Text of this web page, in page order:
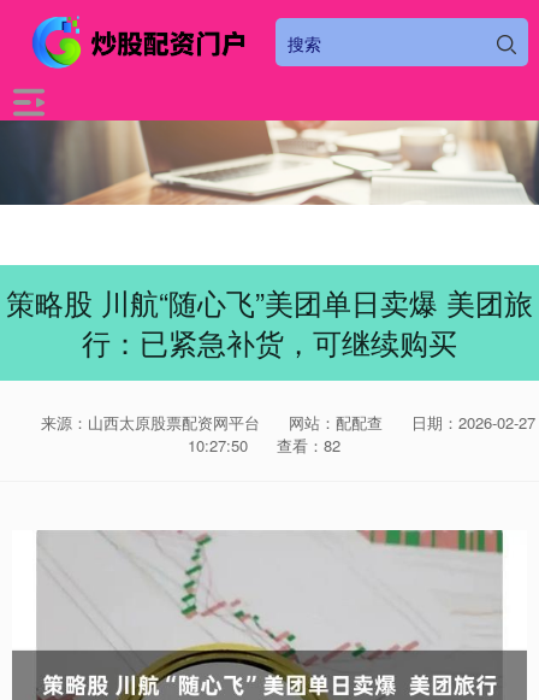
策略股 川航“随心飞”美团单日卖爆 美团旅
行：已紧急补货，可继续购买
来源：山西太原股票配资网平台 网站：配配查
日期：2026-02-27
10:27:50
查看：82